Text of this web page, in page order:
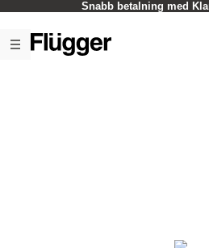
Snabb betalning med